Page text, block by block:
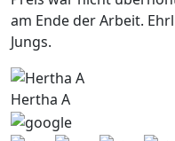
am Ende der Arbeit.
Jungs.
Hertha A